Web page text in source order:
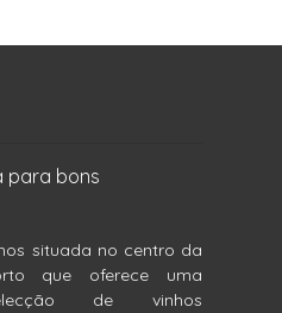
para bons
situada no centro da
que oferece uma
de vinhos